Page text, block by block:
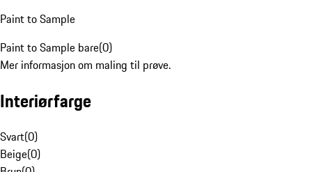
Paint to Sample
Paint to Sample bare(0)
Mer informasjon om maling til prøve.
Interiørfarge
Svart(0)
Beige(0)